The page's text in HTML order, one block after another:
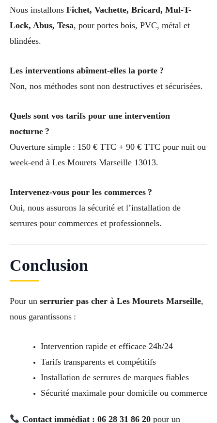
Nous installons Fichet, Vachette, Bricard, Mul-T-
Lock, Abus, Tesa, pour portes bois, PVC, métal et
blindées.
Les interventions abîment-elles la porte ?
Non, nos méthodes sont non destructives et sécurisées.
Quels sont vos tarifs pour une intervention
nocturne ?
Ouverture simple : 150 € TTC + 90 € TTC pour nuit ou
week-end à Les Mourets Marseille 13013.
Intervenez-vous pour les commerces ?
Oui, nous assurons la sécurité et l’installation de
serrures pour commerces et professionnels.
Conclusion
Pour un serrurier pas cher à Les Mourets Marseille,
nous garantissons :
Intervention rapide et efficace 24h/24
Tarifs transparents et compétitifs
Installation de serrures de marques fiables
Sécurité maximale pour domicile ou commerce
Contact immédiat : 06 28 31 86 20pour un